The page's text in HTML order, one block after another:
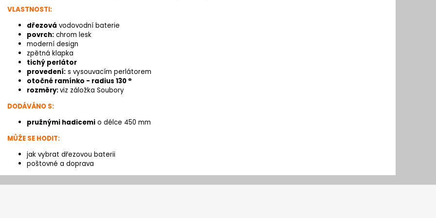
VLASTNOSTI:
dřezová vodovodní baterie
povrch: chrom lesk
moderní design
zpětná klapka
tichý perlátor
provedení: s vysouvacím perlátorem
otočné ramínko - radius 130 °
rozměry:viz záložka Soubory
DODÁVÁNO S:
pružnými hadicemi o délce 450 mm
MŮŽE SE HODIT:
jak vybrat dřezovou baterii
poštovné a doprava